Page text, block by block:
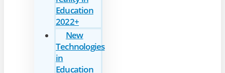
Education
2022+
New
Technologies
in
Education